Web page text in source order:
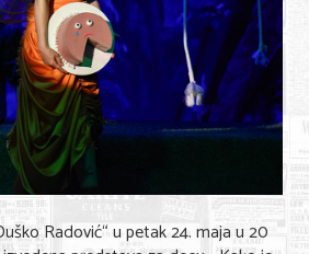
Radović“ u petak 24. maja u 20